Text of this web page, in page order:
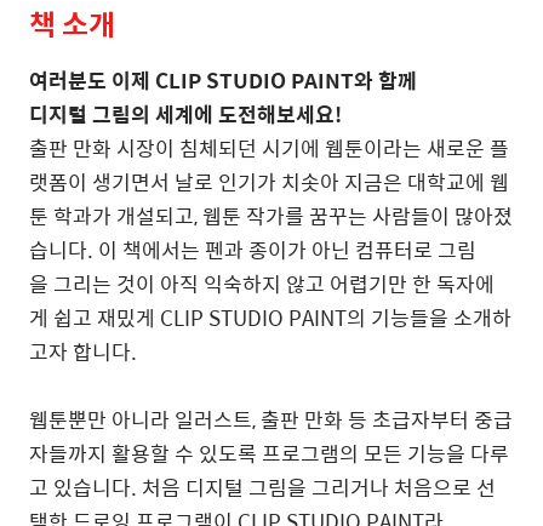
책 소개
여러분도 이제 CLIP STUDIO PAINT와 함께
디지털 그림의 세계에 도전해보세요!
출판 만화 시장이 침체되던 시기에 웹툰이라는 새로운 플
랫폼이 생기면서 날로 인기가 치솟아 지금은 대학교에 웹
툰 학과가 개설되고, 웹툰 작가를 꿈꾸는 사람들이 많아졌
습니다. 이 책에서는 펜과 종이가 아닌 컴퓨터로 그림
을 그리는 것이 아직 익숙하지 않고 어렵기만 한 독자에
게 쉽고 재밌게 CLIP STUDIO PAINT의 기능들을 소개하
고자 합니다.
웹툰뿐만 아니라 일러스트, 출판 만화 등 초급자부터 중급
자들까지 활용할 수 있도록 프로그램의 모든 기능을 다루
고 있습니다. 처음 디지털 그림을 그리거나 처음으로 선